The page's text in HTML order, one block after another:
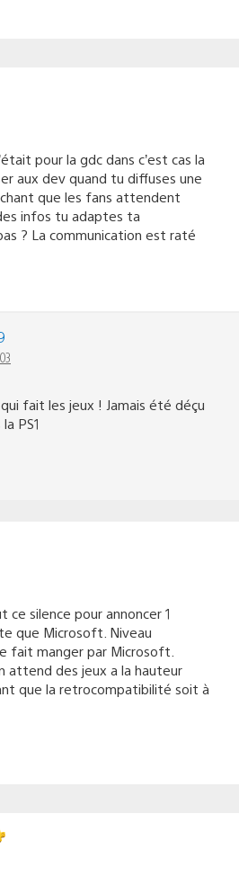
pour la gdc dans c’est cas la
aux dev quand tu diffuses une
que les fans attendent
infos tu adaptes ta
? La communication est raté
fait les jeux ! Jamais été déçu
PS1
ce silence pour annoncer 1
que Microsoft. Niveau
fait manger par Microsoft.
attend des jeux a la hauteur
que la retrocompatibilité soit à